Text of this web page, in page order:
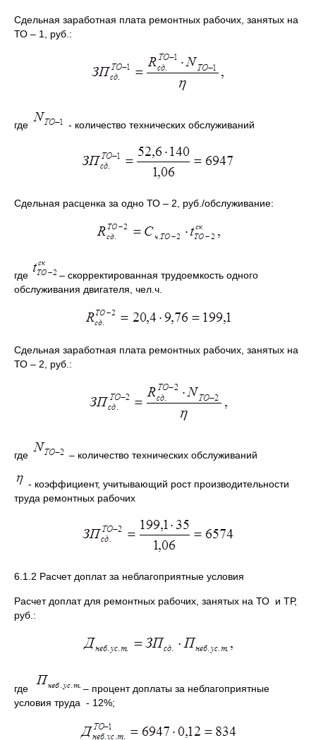
Сдельная заработная плата ремонтных рабочих, занятых на
ТО – 1, руб.:
где - количество технических обслуживаний
Сдельная расценка за одно ТО – 2, руб./обслуживание:
где
– скорректированная трудоемкость одного
обслуживания двигателя, чел.ч.
Сдельная заработная плата ремонтных рабочих, занятых на
ТО – 2, руб.:
где – количество технических обслуживаний
- коэффициент, учитывающий рост производительности
труда ремонтных рабочих
6.1.2 Расчет доплат за неблагоприятные условия
Расчет доплат для ремонтных рабочих, занятых на ТО и ТР,
руб.:
где
– процент доплаты за неблагоприятные
условия труда - 12%;